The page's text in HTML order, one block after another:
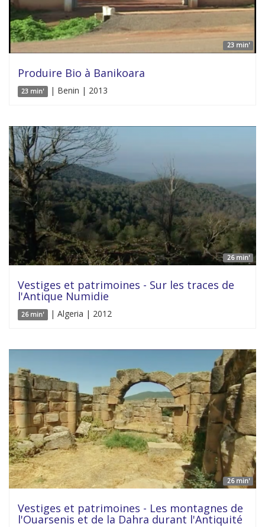
23 min'
Produire Bio à Banikoara
23 min' | Benin | 2013
26 min'
Vestiges et patrimoines - Sur les traces de
l'Antique Numidie
26 min' | Algeria | 2012
26 min'
Vestiges et patrimoines - Les montagnes de
l'Ouarsenis et de la Dahra durant l'Antiquité